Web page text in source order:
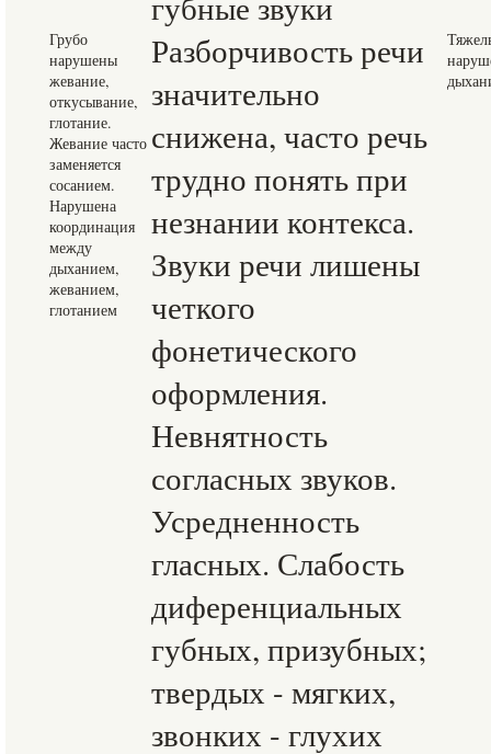
Грубо
нарушены
жевание,
откусывание,
глотание.
Жевание часто
заменяется
сосанием.
Нарушена
координация
между
дыханием,
жеванием,
глотанием
Разборчивость речи
значительно
снижена, часто речь
трудно понять при
незнании контекса.
Звуки речи лишены
четкого
фонетического
оформления.
Невнятность
согласных звуков.
Усредненность
гласных. Слабость
диференциальных
губных, призубных;
твердых - мягких,
звонких - глухих